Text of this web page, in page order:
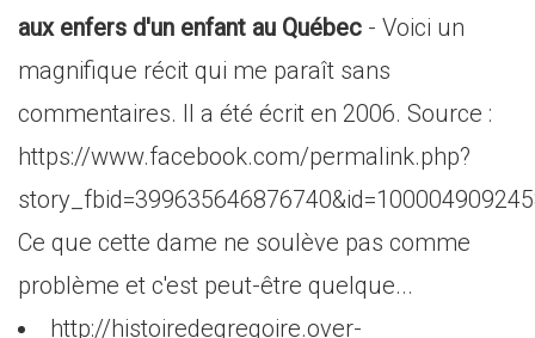
aux enfers d'un enfant au Québec - Voici un
magnifique récit qui me paraît sans
commentaires. Il a été écrit en 2006. Source :
https://www.facebook.com/permalink.php?
Ce que cette dame ne soulève pas comme
problème et c'est peut-être quelque...
http://histoiredegregoire.over-